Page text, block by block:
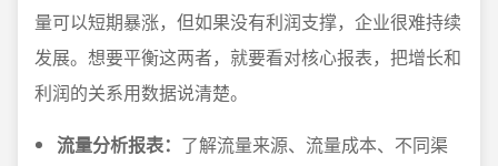
量可以短期暴涨，但如果没有利润支撑，企业很难持续
发展。想要平衡这两者，就要看对核心报表，把增长和
利润的关系用数据说清楚。
流量分析报表： 了解流量来源、流量成本、不同渠